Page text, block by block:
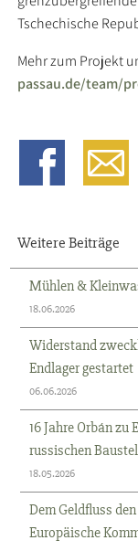
Tschechische
Mehr zum Projekt
passau.de/team/
Weitere Beiträge
Mühlen &
18.06.2026
Widerstand
Endlager gestartet
06.06.2026
16 Jahre Orbán zu
russischen
18.05.2026
Dem Geldfluss
Europäische